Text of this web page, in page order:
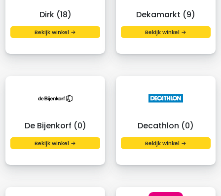
Dirk (18)
Bekijk winkel →
Dekamarkt (9)
Bekijk winkel →
De Bijenkorf (0)
Bekijk winkel →
Decathlon (0)
Bekijk winkel →